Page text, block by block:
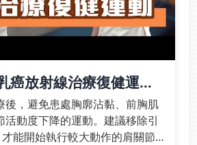
癌放射線治療復健運動
後，避免患處胸廓沾黏、前胸肌
活動度下降的運動。建議移除引
能開始執行較大動作的肩關節